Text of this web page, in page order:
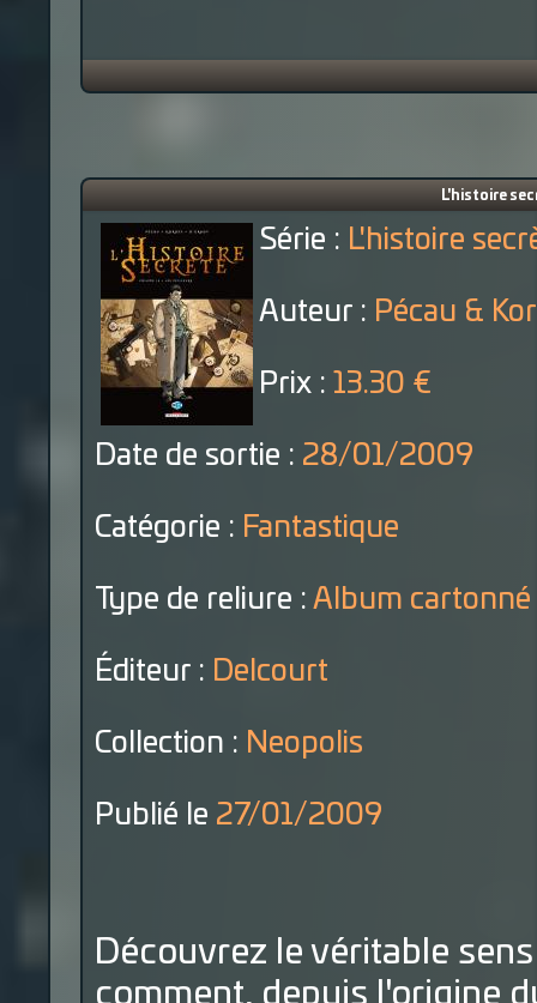
L'histoire
Série : L'histoire
Auteur : Pécau &
Prix : 13.30 €
Date de sortie : 28/01/2009
Catégorie : Fantastique
Type de reliure : Album cartonné
Éditeur : Delcourt
Collection : Neopolis
Publié le 27/01/2009
Découvrez le véritable
comment, depuis l'origine